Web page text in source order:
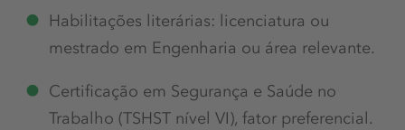
Habilitações literárias: licenciatura ou
mestrado em Engenharia ou área relevante.
Certificação em Segurança e Saúde no
Trabalho (TSHST nível VI), fator preferencial.